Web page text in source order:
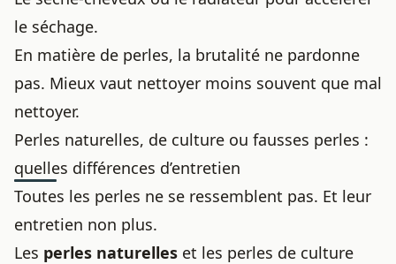
le séchage.
En matière de perles, la brutalité ne pardonne
pas. Mieux vaut nettoyer moins souvent que mal
nettoyer.
Perles naturelles, de culture ou fausses perles :
quelles différences d’entretien
Toutes les perles ne se ressemblent pas. Et leur
entretien non plus.
Les perles naturelles et les perles de culture